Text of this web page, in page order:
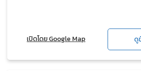
เปิดโดย Google Map ดู